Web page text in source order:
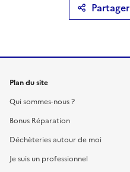
Partager
Plan du site
Qui sommes-nous ?
Bonus Réparation
Déchèteries autour de moi
Je suis un professionnel